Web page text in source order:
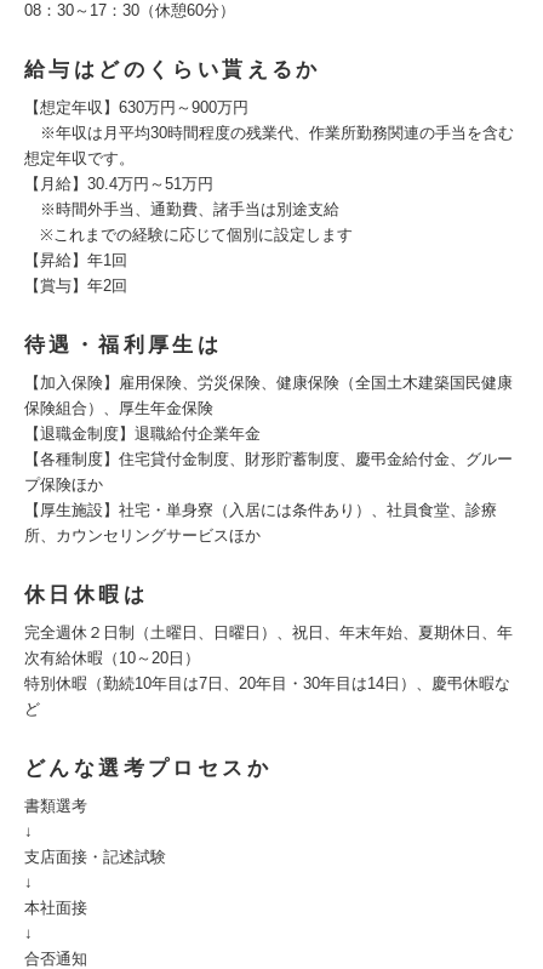
08：30～17：30（休憩60分）
給与はどのくらい貰えるか
【想定年収】630万円～900万円
※年収は月平均30時間程度の残業代、作業所勤務関連の手当を含む
想定年収です。
【月給】30.4万円～51万円
※時間外手当、通勤費、諸手当は別途支給
※これまでの経験に応じて個別に設定します
【昇給】年1回
【賞与】年2回
待遇・福利厚生は
【加入保険】雇用保険、労災保険、健康保険（全国土木建築国民健康
保険組合）、厚生年金保険
【退職金制度】退職給付企業年金
【各種制度】住宅貸付金制度、財形貯蓄制度、慶弔金給付金、グルー
プ保険ほか
【厚生施設】社宅・単身寮（入居には条件あり）、社員食堂、診療
所、カウンセリングサービスほか
休日休暇は
完全週休２日制（土曜日、日曜日）、祝日、年末年始、夏期休日、年
次有給休暇（10～20日）
特別休暇（勤続10年目は7日、20年目・30年目は14日）、慶弔休暇な
ど
どんな選考プロセスか
書類選考
↓
支店面接・記述試験
↓
本社面接
↓
合否通知